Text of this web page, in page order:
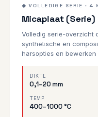
1000°C
ALLE KWALITEITEN
◆ VOLLEDIGE SERIE · 4
Micaplaat (Serie)
Volledig serie-overzicht
synthetische en
harsopties en bewerken
DIKTE
0,1–20 mm
TEMP
400–1000 °C